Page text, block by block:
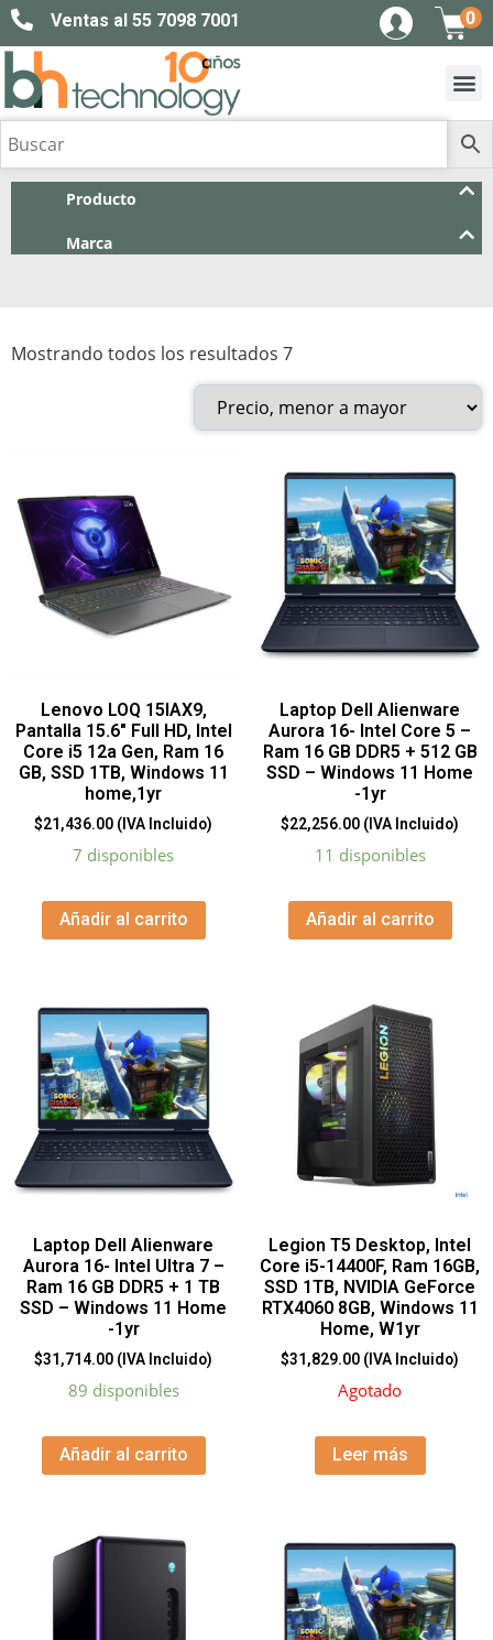
Ventas al 55 7098 7001 0
Producto
Marca
Mostrando todos los resultados 7
Lenovo LOQ 15IAX9,
Pantalla 15.6″ Full HD, Intel
Core i5 12a Gen, Ram 16
GB, SSD 1TB, Windows 11
home,1yr
$21,436.00 (IVA Incluido)
7 disponibles
Añadir al carrito
Laptop Dell Alienware
Aurora 16- Intel Core 5 –
Ram 16 GB DDR5 + 512 GB
SSD – Windows 11 Home
-1yr
$22,256.00 (IVA Incluido)
11 disponibles
Añadir al carrito
Laptop Dell Alienware
Aurora 16- Intel Ultra 7 –
Ram 16 GB DDR5 + 1 TB
SSD – Windows 11 Home
-1yr
$31,714.00 (IVA Incluido)
89 disponibles
Añadir al carrito
Legion T5 Desktop, Intel
Core i5-14400F, Ram 16GB,
SSD 1TB, NVIDIA GeForce
RTX4060 8GB, Windows 11
Home, W1yr
$31,829.00 (IVA Incluido)
Agotado
Leer más